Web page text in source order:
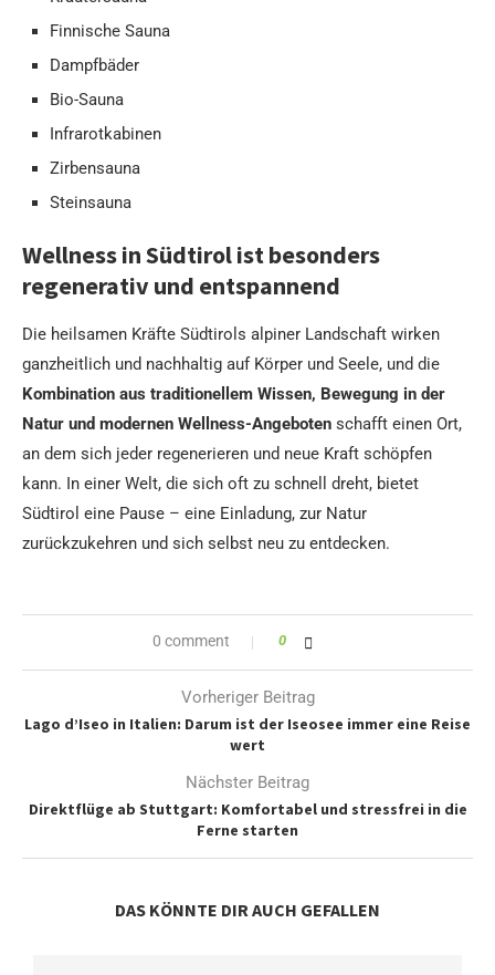
Finnische Sauna
Dampfbäder
Bio-Sauna
Infrarotkabinen
Zirbensauna
Steinsauna
Wellness in Südtirol ist besonders
regenerativ und entspannend
Die heilsamen Kräfte Südtirols alpiner Landschaft wirken
ganzheitlich und nachhaltig auf Körper und Seele, und die
Kombination aus traditionellem Wissen, Bewegung in der
Natur und modernen Wellness-Angeboten schafft einen Ort,
an dem sich jeder regenerieren und neue Kraft schöpfen
kann. In einer Welt, die sich oft zu schnell dreht, bietet
Südtirol eine Pause – eine Einladung, zur Natur
zurückzukehren und sich selbst neu zu entdecken.
0 comment 0
Vorheriger Beitrag
Lago d’Iseo in Italien: Darum ist der Iseosee immer eine Reise
wert
Nächster Beitrag
Direktflüge ab Stuttgart: Komfortabel und stressfrei in die
Ferne starten
DAS KÖNNTE DIR AUCH GEFALLEN